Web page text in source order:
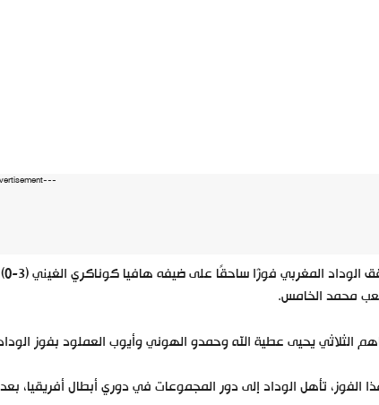
---Advertisement---
محمد الخامس.
الثلاثي يحيى عطية الله وحمدو الهوني وأيوب العملود بفوز الوداد، حيث سجلوا
الفوز، تأهل الوداد إلى دور المجموعات في دوري أبطال أفريقيا، بعد